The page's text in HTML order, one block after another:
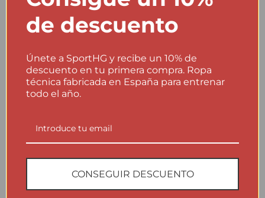
de descuento
Únete a SportHG y recibe un 10% de
descuento en tu primera compra. Ropa
técnica fabricada en España para entrenar
todo el año.
CONSEGUIR DESCUENTO